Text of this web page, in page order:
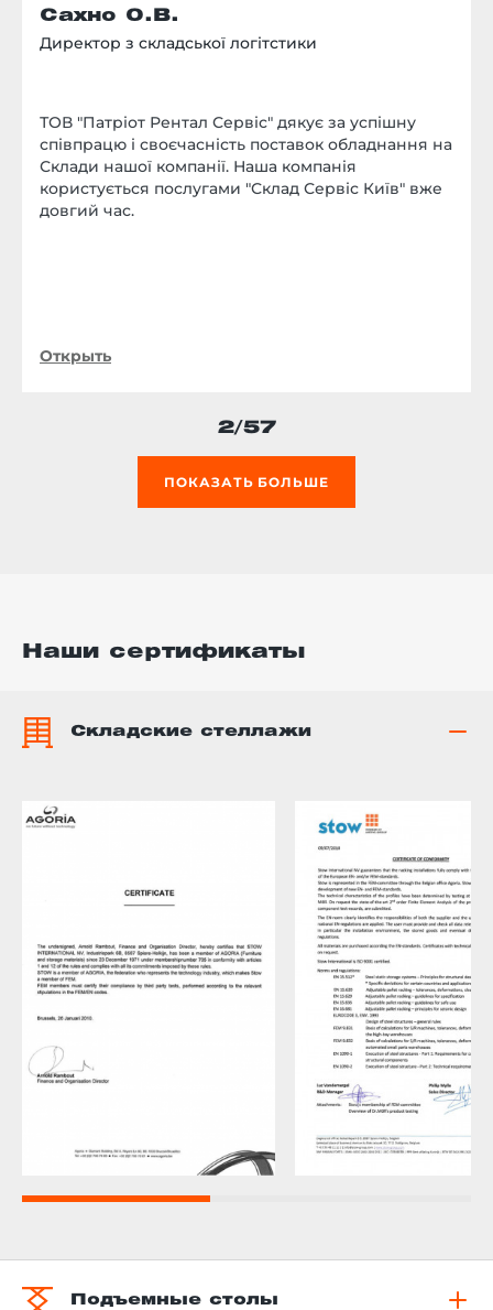
Сахно О.В.
Директор з складської логітстики
ТОВ "Патріот Рентал Сервіс" дякує за успішну
співпрацю і своєчасність поставок обладнання на
Склади нашої компанії. Наша компанiя
користується послугами "Склад Сервіс Київ" вже
довгий час.
Открыть
2/57
ПОКАЗАТЬ БОЛЬШЕ
Наши сертификаты
Складские стеллажи
Подъемные столы